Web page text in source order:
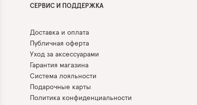
СЕРВИС И ПОДДЕРЖКА
Доставка и оплата
Публичная оферта
Уход за аксессуарами
Гарантия магазина
Система лояльности
Подарочные карты
Политика конфиденциальности